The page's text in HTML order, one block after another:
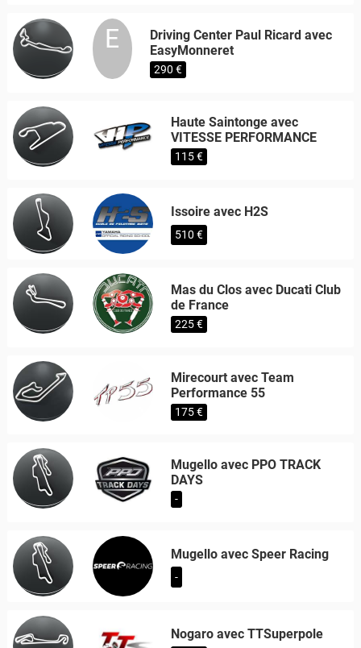
E
Driving Center Paul Ricard avec
EasyMonneret
290 €
Haute Saintonge avec
VITESSE PERFORMANCE
115 €
Issoire avec H2S
510 €
Mas du Clos avec Ducati Club
de France
225 €
Mirecourt avec Team
Performance 55
175 €
Mugello avec PPO TRACK
DAYS
-
Mugello avec Speer Racing
-
Nogaro avec TTSuperpole